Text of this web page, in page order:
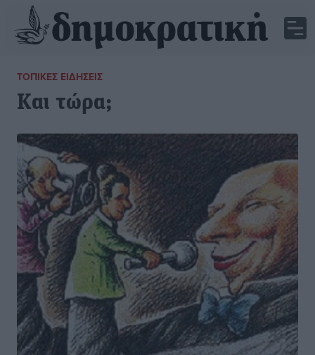
ΤΟΠΙΚΈΣ ΕΙΔΉΣΕΙΣ
Και τώρα;